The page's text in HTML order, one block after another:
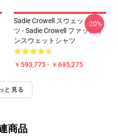
Sadie Crowell スウェットシャ
ツ - Sadie Crowell ファッショ
ンスウェットシャツ
￥593,775 - ￥695,275
-20%
と見る
商品